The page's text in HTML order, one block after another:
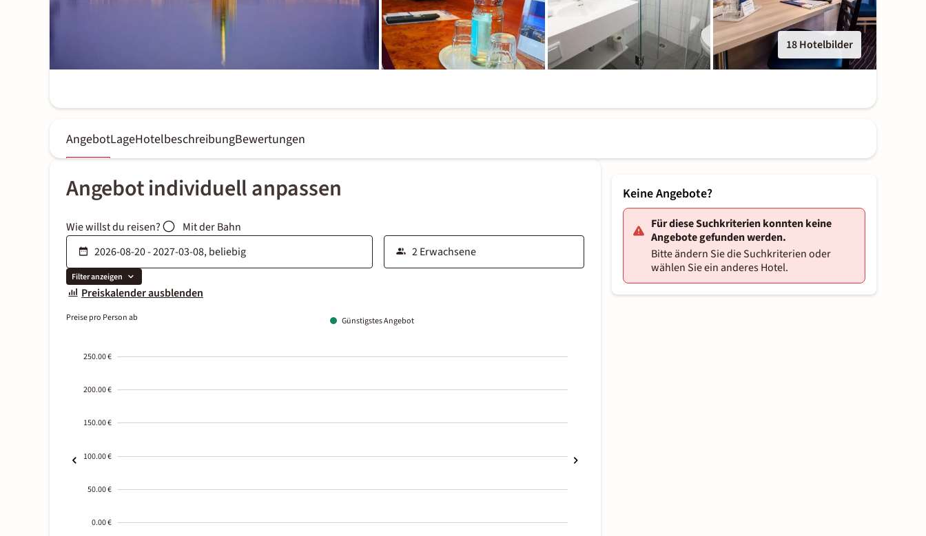
18 Hotelbilder
AngebotLageHotelbeschreibungBewertungen
Angebot individuell anpassen
Wie willst du reisen? Mit der Bahn
Filter anzeigen
Preiskalender ausblenden
Preise pro Person ab Günstigstes Angebot
250.00 €
200.00 €
150.00 €
100.00 €
50.00 €
0.00 €
Keine Angebote?
Für diese Suchkriterien konnten keine
Angebote gefunden werden.
Bitte ändern Sie die Suchkriterien oder
wählen Sie ein anderes Hotel.